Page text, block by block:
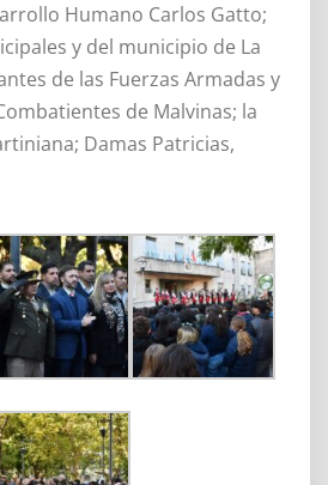
Humano Carlos Gatto;
y del municipio de La
de las Fuerzas Armadas y
de Malvinas; la
Damas Patricias,